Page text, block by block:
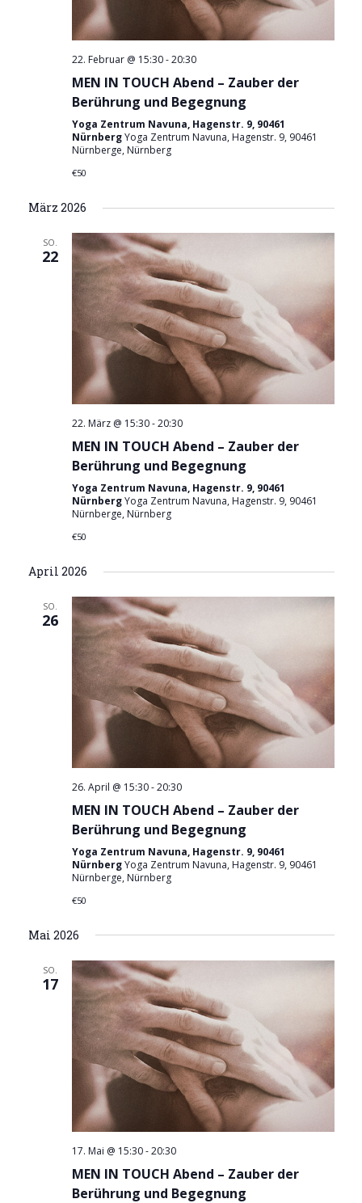
22. Februar @ 15:30-20:30
MEN IN TOUCH Abend – Zauber der
Berührung und Begegnung
Yoga Zentrum Navuna, Hagenstr. 9, 90461
NürnbergYoga Zentrum Navuna, Hagenstr. 9, 90461
Nürnberge, Nürnberg
€50
März 2026
SO.
22
22. März @ 15:30-20:30
MEN IN TOUCH Abend – Zauber der
Berührung und Begegnung
Yoga Zentrum Navuna, Hagenstr. 9, 90461
NürnbergYoga Zentrum Navuna, Hagenstr. 9, 90461
Nürnberge, Nürnberg
€50
April 2026
SO.
26
26. April @ 15:30-20:30
MEN IN TOUCH Abend – Zauber der
Berührung und Begegnung
Yoga Zentrum Navuna, Hagenstr. 9, 90461
NürnbergYoga Zentrum Navuna, Hagenstr. 9, 90461
Nürnberge, Nürnberg
€50
Mai 2026
SO.
17
17. Mai @ 15:30-20:30
MEN IN TOUCH Abend – Zauber der
Berührung und Begegnung